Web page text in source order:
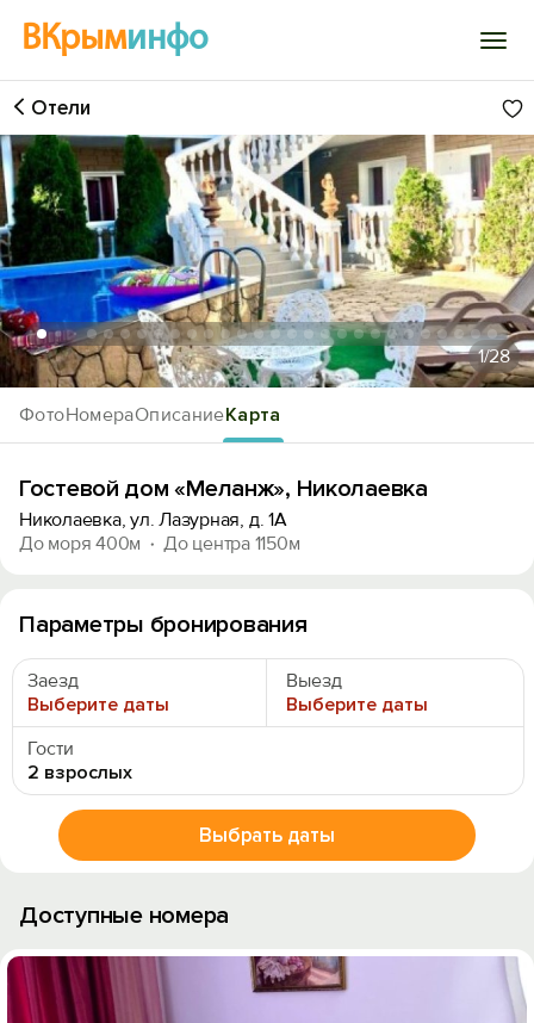
ВКрыминфо
Войти
Избранное
История просмотра
Добавить свой объект
ФотоНомераОписаниеКарта
Отели
1/28
Гостевой дом «Меланж», Николаевка
Николаевка, ул. Лазурная, д. 1А
До моря 400м
До центра 1150м
Параметры бронирования
Заезд
Выберите даты
Выезд
Выберите даты
Гости
2 взрослых
Выбрать даты
Доступные номера